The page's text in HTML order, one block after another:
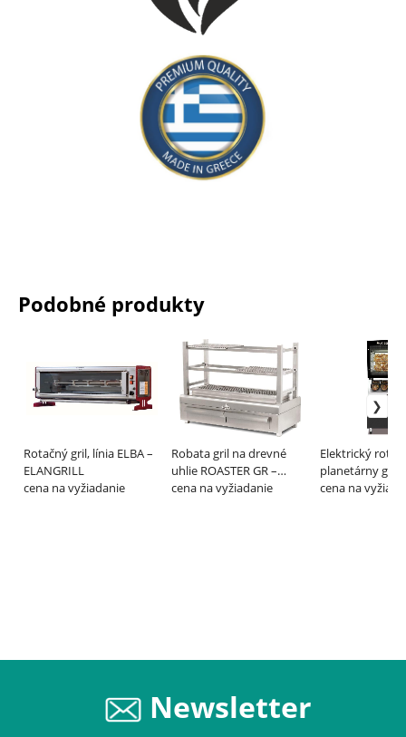
Podobné produkty
Rotačný gril, línia ELBA –
ELANGRILL
cena na vyžiadanie
Robata gril na drevné
uhlie ROASTER GR –
BIOKAN
cena na vyžiadanie
Elektrický
planetárny gril
kurčatá
cena na
Newsletter